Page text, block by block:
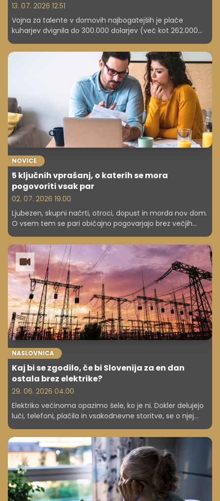
13. 07. 2026 12.51
Vojna za talente v domovih najbogatejših je plače
kuharjev dvignila do 300.000 dolarjev (več kot 262.000
evrov), saj bogati vse bolj cenijo diskretnost in visoko
kakovost.
NOVICE
5 ključnih vprašanj, o katerih se mora
pogovoriti vsak par
02. 07. 2026 19.00
Ljubezen, skupni načrti, otroci, dopust in morda nov dom.
O vsem tem se pari običajno pogovarjajo brez večjih
če bi eden od naju resno zbolel, postal nezmožen za delo
ali umrl?
NASLOVNICA
Kaj bi se zgodilo, če bi Slovenija za en dan
ostala brez elektrike?
29. 06. 2026 04.00
Elektriko večinoma opazimo šele, ko je ni. Dokler delujejo
luči, telefoni, plačila in vsakodnevne storitve, se o njej
močno smo od nje odvisni. Kaj bi se torej v resnici
zgodilo, če bi Slovenija za en dan ostala brez elektrike?